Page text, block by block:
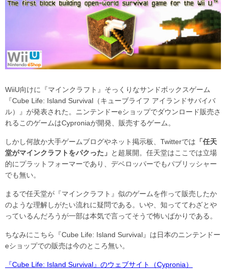
WiiU向けに『マインクラフト』そっくりなサンドボックスゲーム
『Cube Life: Island Survival（キューブライフ アイランドサバイバ
ル）』が発表された。ニンテンドーeショップでダウンロード販売さ
れるこのゲームはCyproniaが開発、販売するゲーム。
しかし何故か大手ゲームブログやネット掲示板、Twitterでは 「任天
堂がマインクラフトをパクった」 と超展開。任天堂はここでは立場
的にプラットフォーマーであり、デベロッパーでもパブリッシャー
でも無い。
まるで任天堂が『マインクラフト』似のゲームを作って販売したか
のような理解しがたい流れに疑問である。いや、知っててわざとや
っているんだろうが一部は本気で言ってそうで怖いばかりである。
ちなみにこちら『Cube Life: Island Survival』は日本のニンテンドー
eショップでの販売は今のところ無い。
『Cube Life: Island Survival』のウェブサイト（Cypronia）